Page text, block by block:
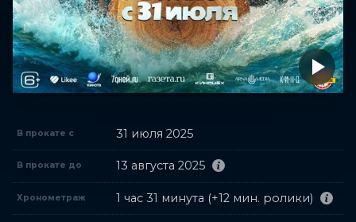
В прокате с 31 июля 2025
В прокате до 13 августа 2025
Хронометраж 1 час 31 минута (+12 мин. ролики)